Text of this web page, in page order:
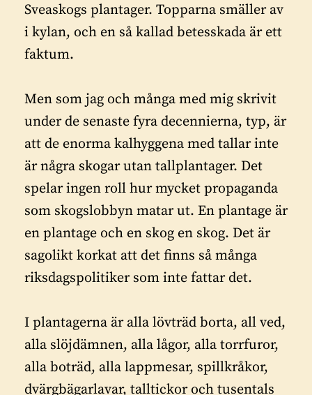
Sveaskogs plantager. Topparna smäller av
i kylan, och en så kallad betesskada är ett
faktum.
Men som jag och många med mig skrivit
under de senaste fyra decennierna, typ, är
att de enorma kalhyggena med tallar inte
är några skogar utan tallplantager. Det
spelar ingen roll hur mycket propaganda
som skogslobbyn matar ut. En plantage är
en plantage och en skog en skog. Det är
sagolikt korkat att det finns så många
riksdagspolitiker som inte fattar det.
I plantagerna är alla lövträd borta, all ved,
alla slöjdämnen, alla lågor, alla torrfuror,
alla boträd, alla lappmesar, spillkråkor,
dvärgbägarlavar, talltickor och tusentals